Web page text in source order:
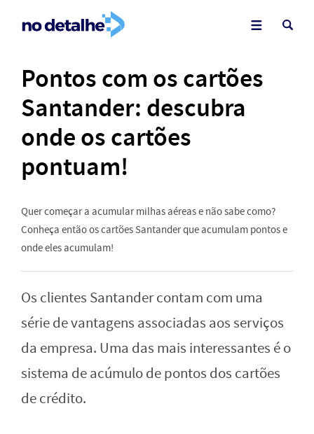
Pontos com os cartões
Santander: descubra
onde os cartões
pontuam!
Quer começar a acumular milhas aéreas e não sabe como?
Conheça então os cartões Santander que acumulam pontos e
onde eles acumulam!
Os clientes Santander contam com uma
série de vantagens associadas aos serviços
da empresa. Uma das mais interessantes é o
sistema de acúmulo de pontos dos cartões
de crédito.